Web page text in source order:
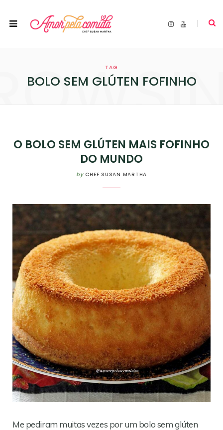
I
Y
TAG
BOLO SEM GLÚTEN FOFINHO
O BOLO SEM GLÚTEN MAIS FOFINHO
DO MUNDO
by CHEF SUSAN MARTHA
Me pediram muitas vezes por um bolo sem glúten